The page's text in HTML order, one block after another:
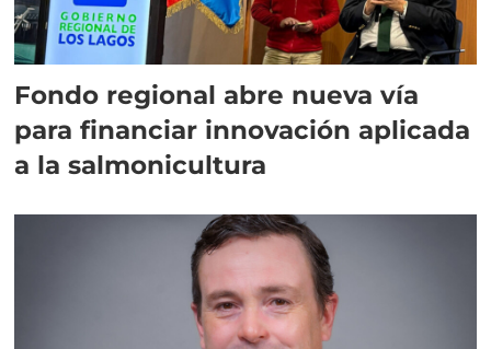
Fondo regional abre nueva vía
para financiar innovación aplicada
a la salmonicultura